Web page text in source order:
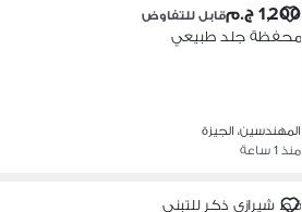
1,200 ج.م قابل للتفاوض
محفظة جلد طبيعي
المهندسين، الجيزة
منذ 1 ساعة
قط شيرازي ذكر للتبني